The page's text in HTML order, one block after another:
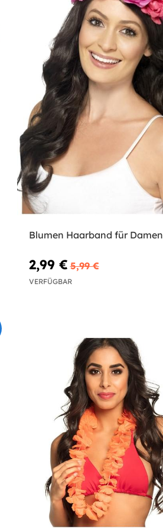
Blumen Haarband für Damen
2,99 € 5,99 €
VERFÜGBAR